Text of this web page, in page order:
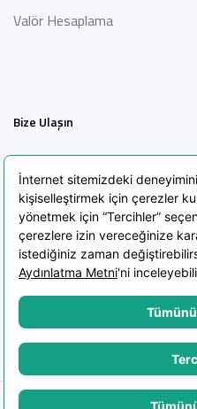
Valör Hesaplama
Bize Ulaşın
İletişim
Bilgi Toplumu Hizmetleri
Sıkça Sorulan Sorular Blog
KVKK Politikası
Çerez Politikası